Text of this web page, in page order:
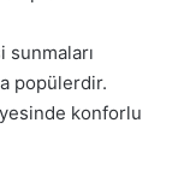
sunmaları
popülerdir.
konforlu